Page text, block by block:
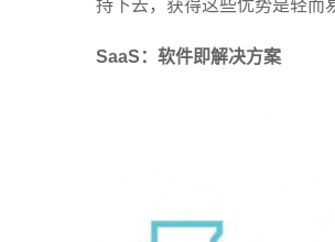
持下去，获得这些优势是轻而
SaaS ：软件即解决方案